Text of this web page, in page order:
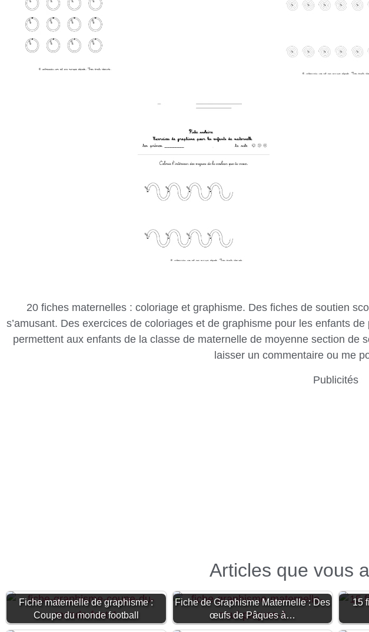
20 fiches maternelles : coloriage et graphisme. Des fiches de soutien
s’amusant. Des exercices de coloriages et de graphisme pour les enfants
permettent aux enfants de la classe de maternelle de moyenne section de
laisser un commentaire ou me
Publicités
Articles que vous
Fiche maternelle de graphisme :
Coupe du monde football
Fiche de Graphisme Maternelle : Des
œufs de Pâques à…
15